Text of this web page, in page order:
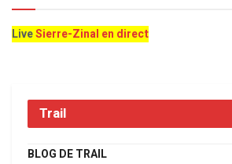
LiveSierre-Zinal en direct
Trail
BLOG DE TRAIL